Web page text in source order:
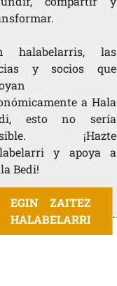
halabelarris, las
y socios que
a Hala
esto no sería
¡Hazte
y apoya a
Bedi!
EGIN ZAITEZ
HALABELARRI